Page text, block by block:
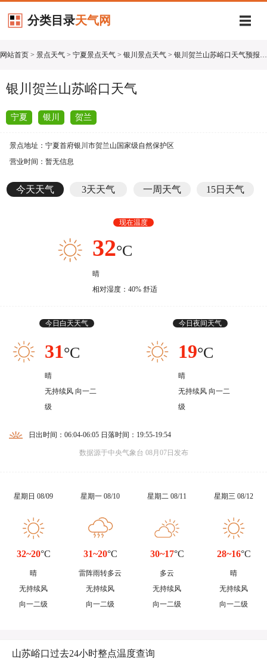
分类目录天气网
网站首页 > 景点天气 > 宁夏景点天气 > 银川景点天气 > 银川贺兰山苏峪口天气预报查询
银川贺兰山苏峪口天气
宁夏 银川 贺兰
景点地址：宁夏首府银川市贺兰山国家级自然保护区
营业时间：暂无信息
今天天气 3天天气 一周天气 15日天气
现在温度
32°C
晴
相对湿度：40% 舒适
今日白天天气
31°C
晴
无持续风 向一二
级
今日夜间天气
19°C
晴
无持续风 向一二
级
日出时间：06:04-06:05 日落时间：19:55-19:54
数据源于中央气象台 08月07日发布
星期日 08/09
32~20°C
晴
无持续风
向一二级
星期一 08/10
31~20°C
雷阵雨转多云
无持续风
向一二级
星期二 08/11
30~17°C
多云
无持续风
向一二级
星期三 08/12
28~16°C
晴
无持续风
向一二级
山苏峪口过去24小时整点温度查询